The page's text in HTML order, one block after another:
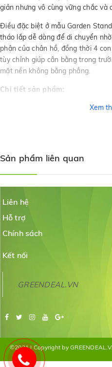
giản nhưng vô cùng vững chắc và
Điều đặc biệt ở mẫu Garden
tháo lắp dễ dàng để di chuyển
phận của chân hồ, đồng thời 4
tùy chỉnh giúp cân bằng trong
mặt nền không bằng phẳng.
Chi tiết sản phẩm:
Kích thước: 60 x 30 x 60
Xem
Sản phẩm liên quan
Liên hệ
Hỗ trợ
Chính sách
Kết nối
GREENDEAL.VN
©2021 | Copyright by